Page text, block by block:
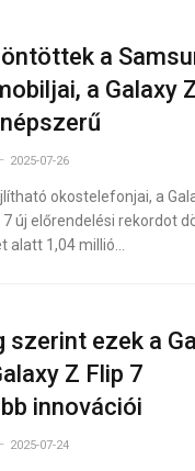
a
a Galaxy
2025-07-26
okostelefonjai, a
7 új előrendelési rekordot
alatt 1,04 millió…
szerint ezek a
Z Flip 7
innovációi
2025-07-24